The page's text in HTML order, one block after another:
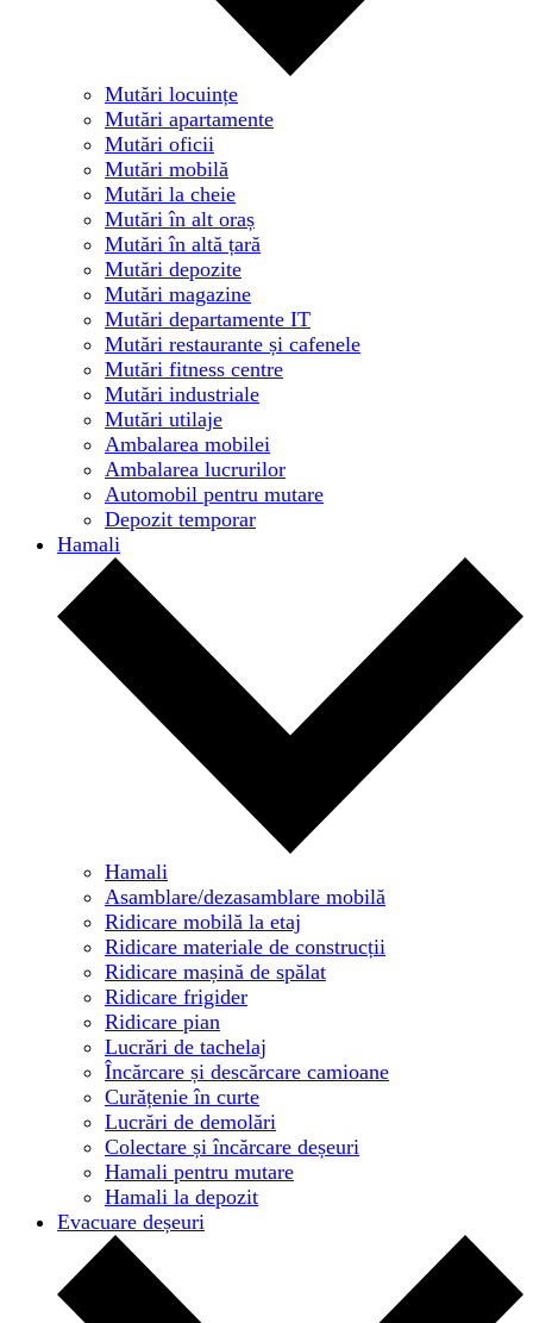
Mutări locuințe
Mutări apartamente
Mutări oficii
Mutări mobilă
Mutări la cheie
Mutări în alt oraș
Mutări în altă țară
Mutări depozite
Mutări magazine
Mutări departamente IT
Mutări restaurante și cafenele
Mutări fitness centre
Mutări industriale
Mutări utilaje
Ambalarea mobilei
Ambalarea lucrurilor
Automobil pentru mutare
Depozit temporar
Hamali
Hamali
Asamblare/dezasamblare mobilă
Ridicare mobilă la etaj
Ridicare materiale de construcții
Ridicare mașină de spălat
Ridicare frigider
Ridicare pian
Lucrări de tachelaj
Încărcare și descărcare camioane
Curățenie în curte
Lucrări de demolări
Colectare și încărcare deșeuri
Hamali pentru mutare
Hamali la depozit
Evacuare deșeuri